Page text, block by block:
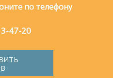
по телефону
47-20